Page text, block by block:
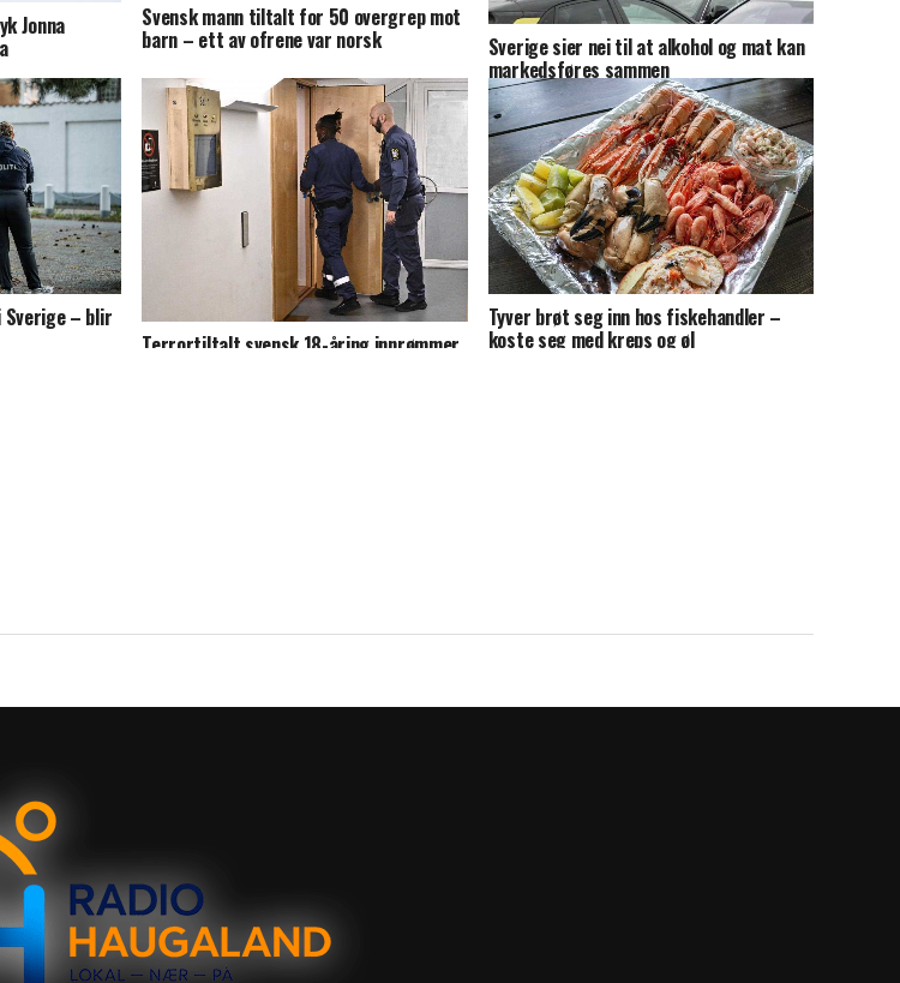
Jonna Svensk mann tiltalt for 50 overgrep mot
barn – ett av ofrene var norsk Sverige sier nei til at alkohol og mat kan
markedsføres sammen
– blir
Terrortiltalt svensk 18-åring innrømmer
Tyver brøt seg inn hos fiskehandler –
koste seg med kreps og øl